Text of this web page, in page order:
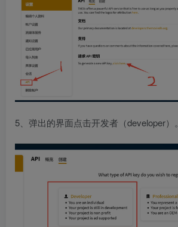
5、弹出的界面点击开发者（developer）。